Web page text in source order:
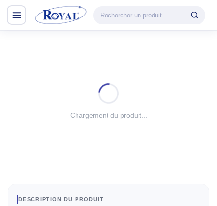
CHAUFFAGE
Chargement du produit...
DESCRIPTION DU PRODUIT